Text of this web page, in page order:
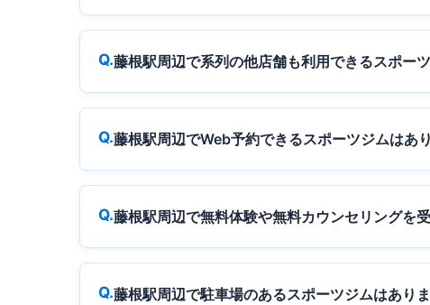
藤根駅周辺で系列の他店舗も利用できるスポー
藤根駅周辺でWeb予約できるスポーツジムはあ
藤根駅周辺で無料体験や無料カウンセリングを
藤根駅周辺で駐車場のあるスポーツジムはあり